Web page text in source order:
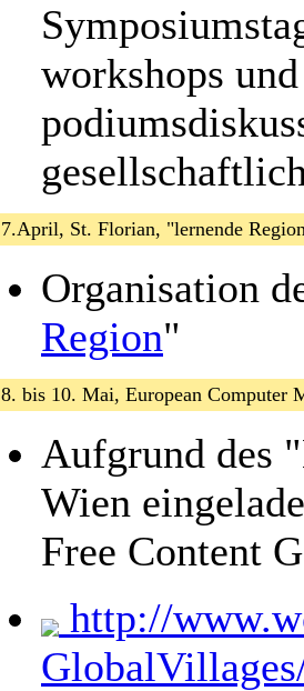
workshops
7.April, St. Florian, "lernende
Organisation
Region"
8. bis 10. Mai, European Computer
Aufgrund des
Wien
Free Content
http://